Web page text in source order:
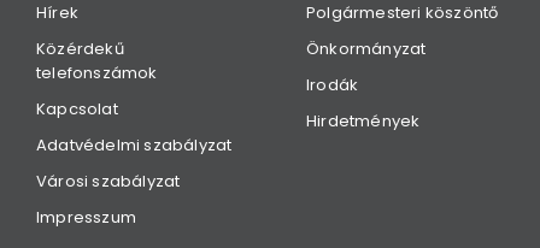
Hírek
Közérdekű
telefonszámok
Kapcsolat
Adatvédelmi szabályzat
Városi szabályzat
Impresszum
Polgármesteri köszöntő
Önkormányzat
Irodák
Hirdetmények